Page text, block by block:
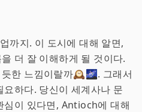
까지. 이 도시에 대해 알면,
더 잘 이해하게 될 것이다.
듯한 느낌이랄까🕰🌌. 그래서
하다. 당신이 세계사나 문
심이 있다면, Antioch에 대해